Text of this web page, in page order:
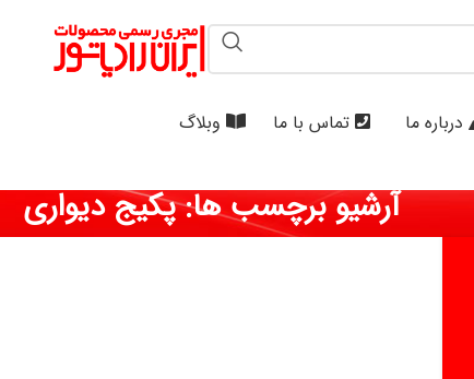
درباره ما تماس با ما وبلاگ
آرشیو برچسب ها: پکیج دیواری